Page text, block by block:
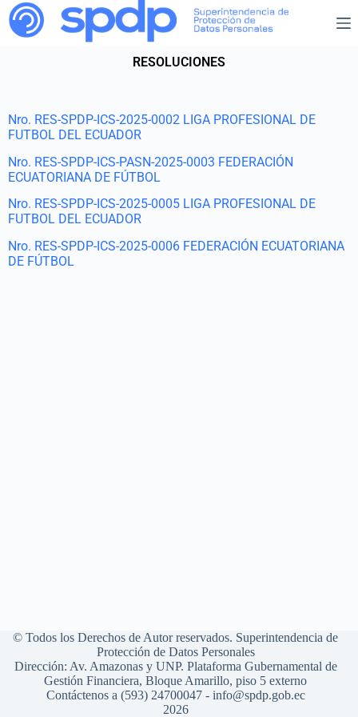
RESOLUCIONES
Nro. RES-SPDP-ICS-2025-0002 LIGA PROFESIONAL DE
FUTBOL DEL ECUADOR
Nro. RES-SPDP-ICS-PASN-2025-0003 FEDERACIÓN
ECUATORIANA DE FÚTBOL
Nro. RES-SPDP-ICS-2025-0005 LIGA PROFESIONAL DE
FUTBOL DEL ECUADOR
Nro. RES-SPDP-ICS-2025-0006 FEDERACIÓN ECUATORIANA
DE FÚTBOL
© Todos los Derechos de Autor reservados. Superintendencia de
Protección de Datos Personales
Dirección: Av. Amazonas y UNP. Plataforma Gubernamental de
Gestión Financiera, Bloque Amarillo, piso 5 externo
Contáctenos a (593) 24700047 - info@spdp.gob.ec
2026